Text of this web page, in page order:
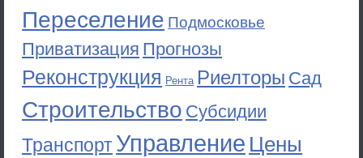
Переселение Подмосковье
Приватизация Прогнозы
Реконструкция Рента Риелторы Сад
Строительство Субсидии
ТранспортУправление Цены